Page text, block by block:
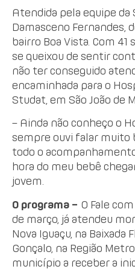
Atendida pela equipe da
Damasceno Fernandes,
bairro Boa Vista. Com 41
se queixou de sentir
não ter conseguido
encaminhada para o
Studat, em São João de
– Ainda não conheço o
sempre ouvi falar muito
todo o
hora do meu bebê
jovem.
O programa – O Fale
de março, já atendeu
Nova Iguaçu, na Baixada
Gonçalo, na Região
município a receber a